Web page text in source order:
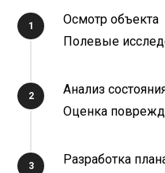
Осмотр объекта
Полевые
Анализ
Оценка
Разработка